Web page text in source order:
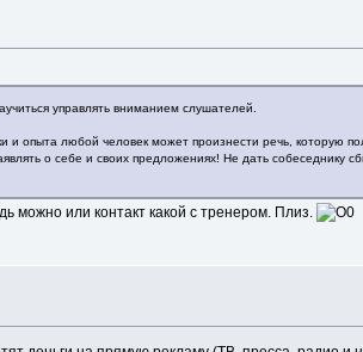
управлять вниманием слушателей.
опыта любой человек может произнести речь, которую
о себе и своих предложениях! Не дать собеседнику
можно или контакт какой с тренером. Плиз.